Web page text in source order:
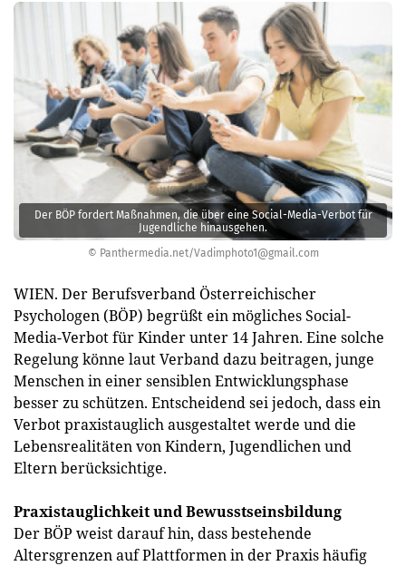
© Panthermedia.net/Vadimphoto1@gmail.com
Der BÖP fordert Maßnahmen, die über eine Social-Media-Verbot für
Jugendliche hinausgehen.
WIEN. Der Berufsverband Österreichischer
Psychologen (BÖP) begrüßt ein mögliches Social-
Media-Verbot für Kinder unter 14 Jahren. Eine solche
Regelung könne laut Verband dazu beitragen, junge
Menschen in einer sensiblen Entwicklungsphase
besser zu schützen. Entscheidend sei jedoch, dass ein
Verbot praxistauglich ausgestaltet werde und die
Lebensrealitäten von Kindern, Jugendlichen und
Eltern berücksichtige.
Praxistauglichkeit und Bewusstseinsbildung
Der BÖP weist darauf hin, dass bestehende
Altersgrenzen auf Plattformen in der Praxis häufig